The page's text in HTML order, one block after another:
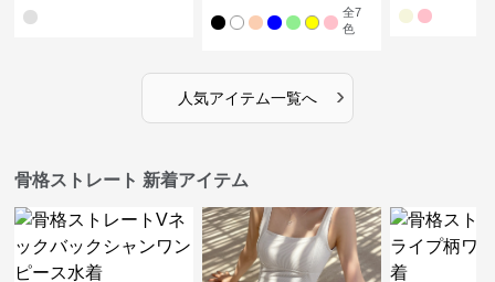
全7
色
人気アイテム一覧へ ›
骨格ストレート 新着アイテム